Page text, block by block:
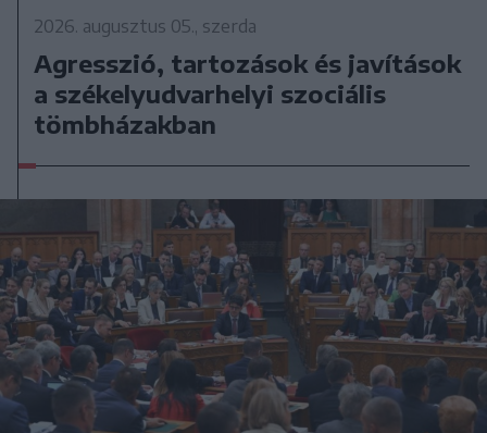
2026. augusztus 05., szerda
Agresszió, tartozások és javítások
a székelyudvarhelyi szociális
tömbházakban